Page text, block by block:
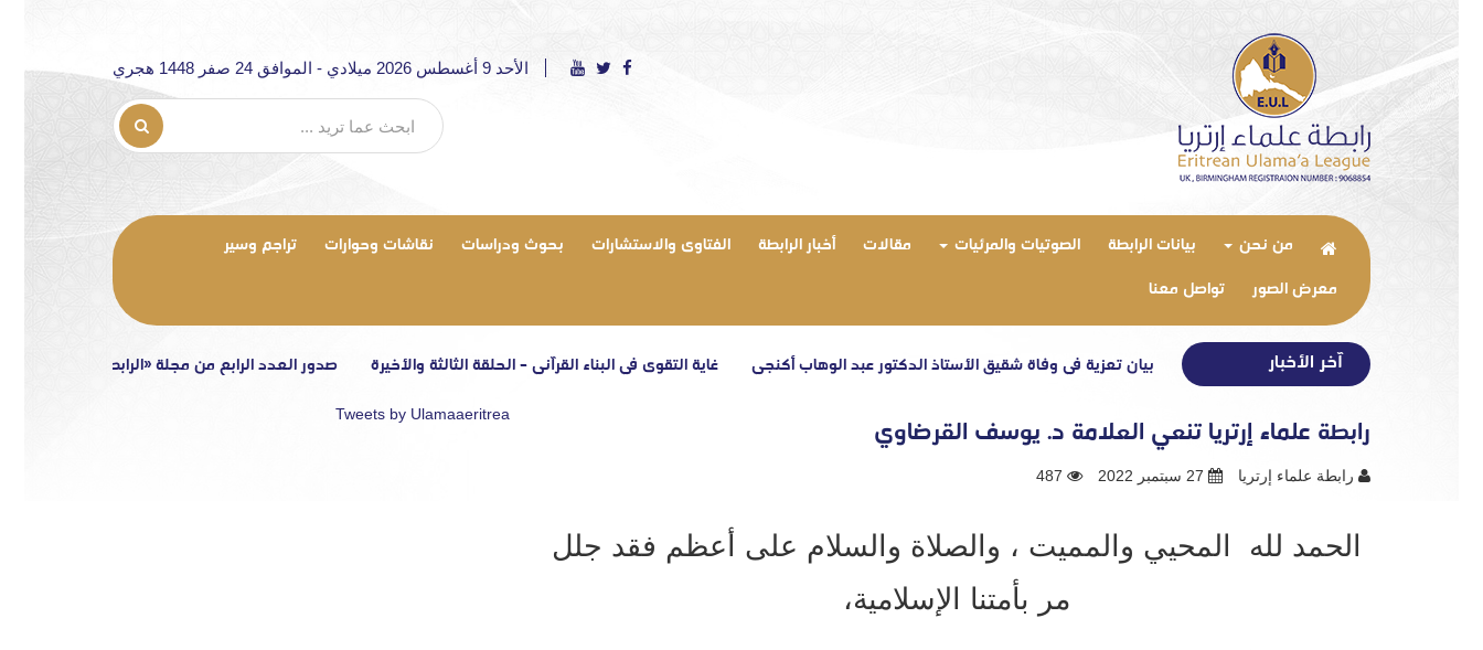
الأحد 9 أغسطس 2026 ميلادي - الموافق 24 صفر 1448 هجري
من نحن بيانات الرابطة الصوتيات والمرئيات مقالات أخبار الرابطة الفتاوى والاستشارات بحوث ودراسات نقاشات وحوارات
تراجم وسير
معرض الصور
تواصل معنا
آخر الأخبار بيان تعزية في وفاة شقيق الأستاذ الدكتور عبد الوهاب أكنجي غاية التقوى في البناء القرآني – الحلقة الثالثة والأخيرة صدور العدد الرابع من مجلة «الرابطة»
رابطة علماء إرتريا تنعي العلامة د. يوسف القرضاوي
رابطة علماء إرتريا
الحمد لله المحيي والمميت ، والصلاة والسلام على أعظم فقد جلل
مر بأمتنا الإسلامية،
Tweets by Ulamaaeritrea